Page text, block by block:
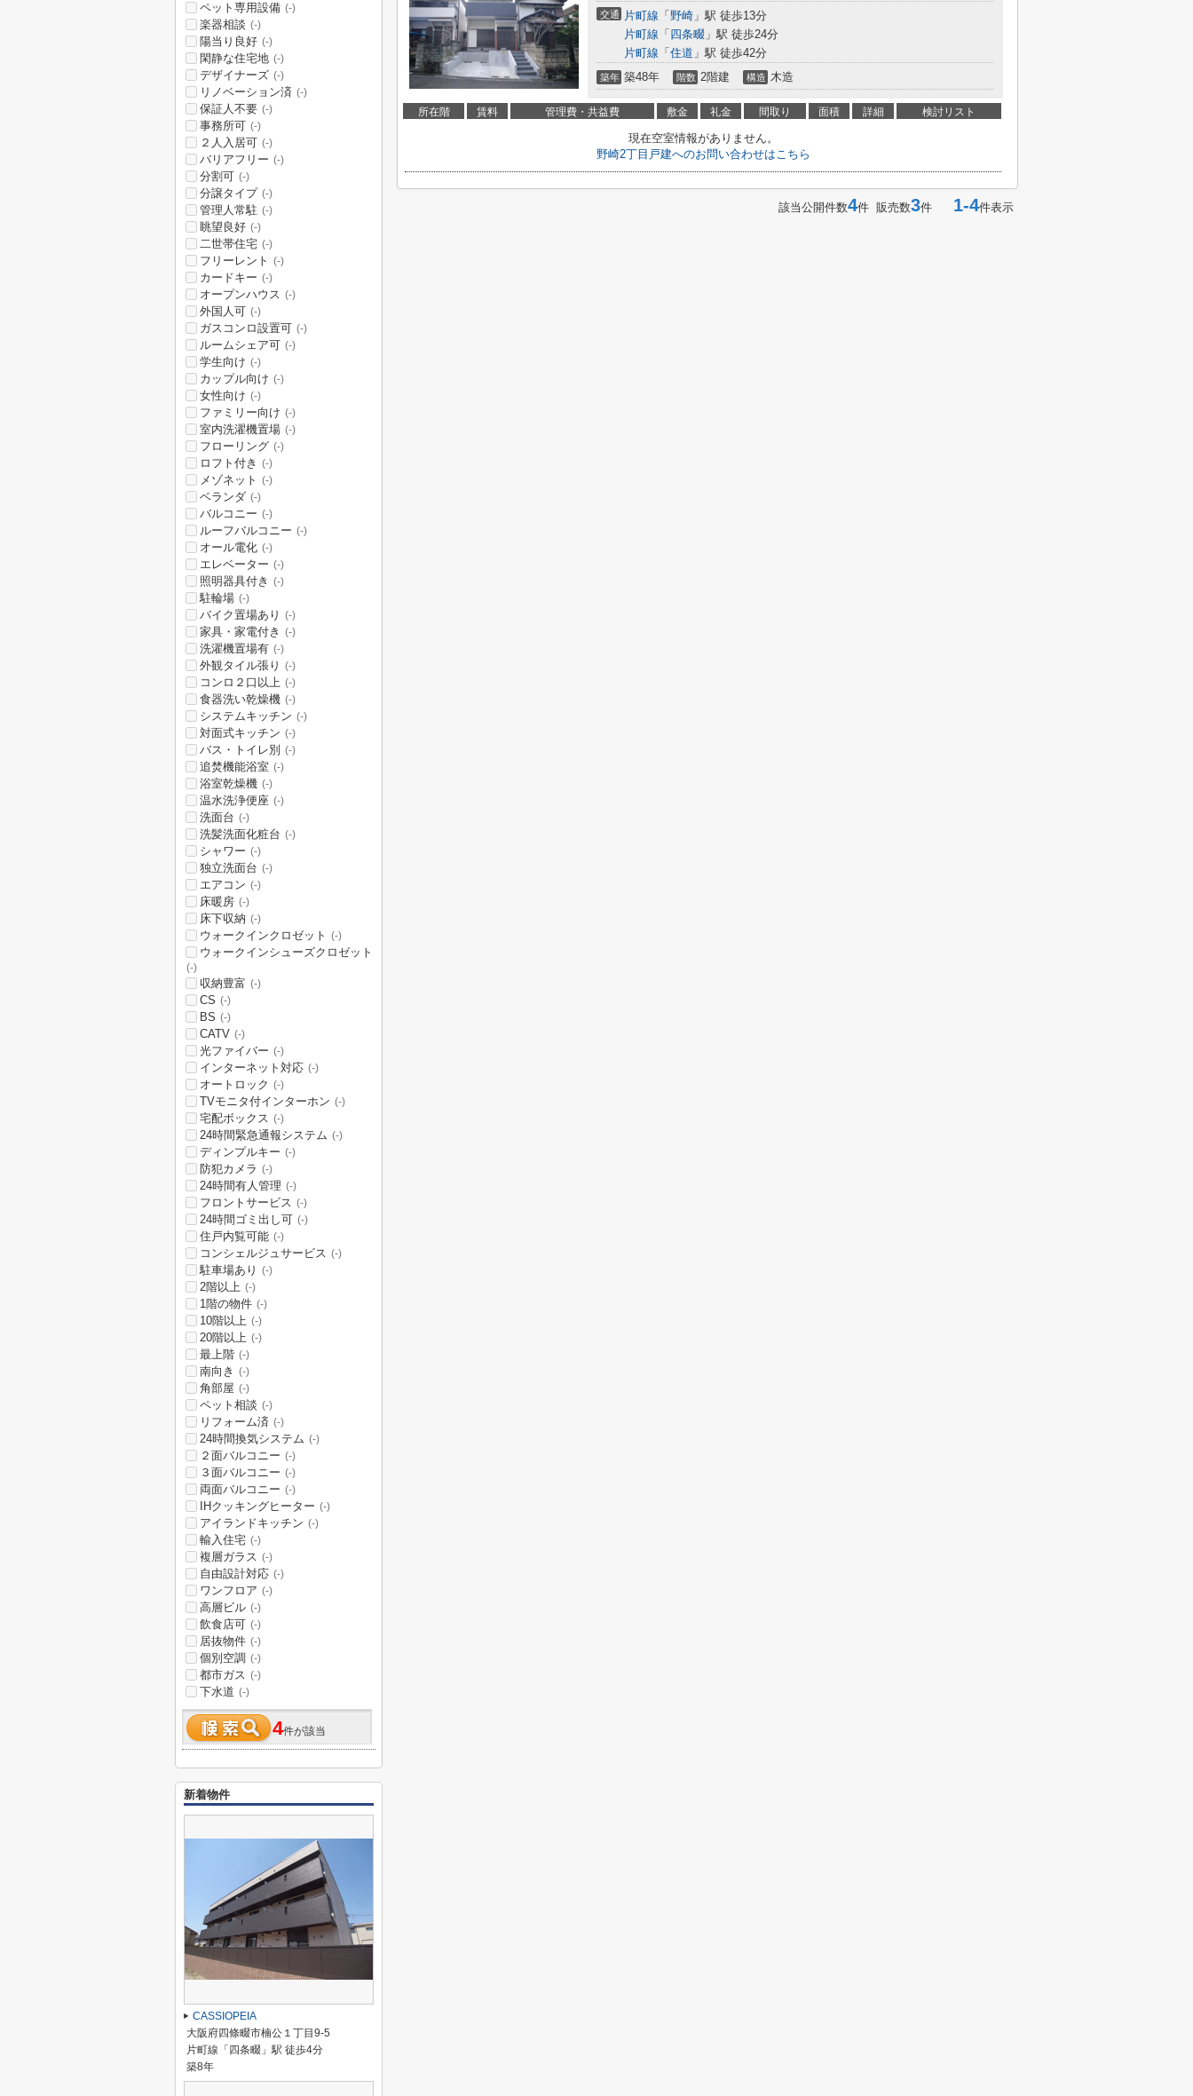
交通 片町線 「 野崎 」駅 徒歩13分
片町線 「 四条畷 」駅 徒歩24分
片町線 「 住道 」駅 徒歩42分
築年 築48年 階数 2階建 構造 木造
所在階 賃料 管理費・共益費 敷金 礼金 間取り 面積 詳細 検討リスト
現在空室情報がありません。
野崎2丁目戸建へのお問い合わせはこちら
該当公開件数4件 販売数3件 1-4件表示
ペット専用設備 (-)
楽器相談 (-)
陽当り良好 (-)
閑静な住宅地 (-)
デザイナーズ (-)
リノベーション済 (-)
保証人不要 (-)
事務所可 (-)
２人入居可 (-)
バリアフリー (-)
分割可 (-)
分譲タイプ (-)
管理人常駐 (-)
眺望良好 (-)
二世帯住宅 (-)
フリーレント (-)
カードキー (-)
オープンハウス (-)
外国人可 (-)
ガスコンロ設置可 (-)
ルームシェア可 (-)
学生向け (-)
カップル向け (-)
女性向け (-)
ファミリー向け (-)
室内洗濯機置場 (-)
フローリング (-)
ロフト付き (-)
メゾネット (-)
ベランダ (-)
バルコニー (-)
ルーフバルコニー (-)
オール電化 (-)
エレベーター (-)
照明器具付き (-)
駐輪場 (-)
バイク置場あり (-)
家具・家電付き (-)
洗濯機置場有 (-)
外観タイル張り (-)
コンロ２口以上 (-)
食器洗い乾燥機 (-)
システムキッチン (-)
対面式キッチン (-)
バス・トイレ別 (-)
追焚機能浴室 (-)
浴室乾燥機 (-)
温水洗浄便座 (-)
洗面台 (-)
洗髪洗面化粧台 (-)
シャワー (-)
独立洗面台 (-)
エアコン (-)
床暖房 (-)
床下収納 (-)
ウォークインクロゼット (-)
ウォークインシューズクロゼット
(-)
収納豊富 (-)
CS (-)
BS (-)
CATV (-)
光ファイバー (-)
インターネット対応 (-)
オートロック (-)
TVモニタ付インターホン (-)
宅配ボックス (-)
24時間緊急通報システム (-)
ディンプルキー (-)
防犯カメラ (-)
24時間有人管理 (-)
フロントサービス (-)
24時間ゴミ出し可 (-)
住戸内覧可能 (-)
コンシェルジュサービス (-)
駐車場あり (-)
2階以上 (-)
1階の物件 (-)
10階以上 (-)
20階以上 (-)
最上階 (-)
南向き (-)
角部屋 (-)
ペット相談 (-)
リフォーム済 (-)
24時間換気システム (-)
２面バルコニー (-)
３面バルコニー (-)
両面バルコニー (-)
IHクッキングヒーター (-)
アイランドキッチン (-)
輸入住宅 (-)
複層ガラス (-)
自由設計対応 (-)
ワンフロア (-)
高層ビル (-)
飲食店可 (-)
居抜物件 (-)
個別空調 (-)
都市ガス (-)
下水道 (-)
4件が該当
新着物件
CASSIOPEIA
大阪府四條畷市楠公１丁目9-5
片町線「四条畷」駅 徒歩4分
築8年